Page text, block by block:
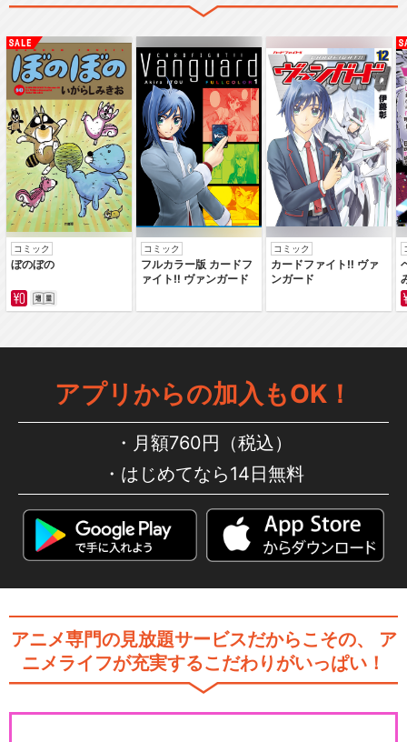
コミック
ぼのぼの
コミック
フルカラー版 カードフ
ァイト‼ ヴァンガード
コミック
カードファイト‼ ヴァ
ンガード
アプリからの加入もOK！
月額760円（税込）
はじめてなら14日無料
アニメ専門の見放題サービスだからこその、
ア
ニメライフが充実するこだわりがいっぱい！